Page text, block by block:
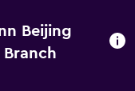
Beijing